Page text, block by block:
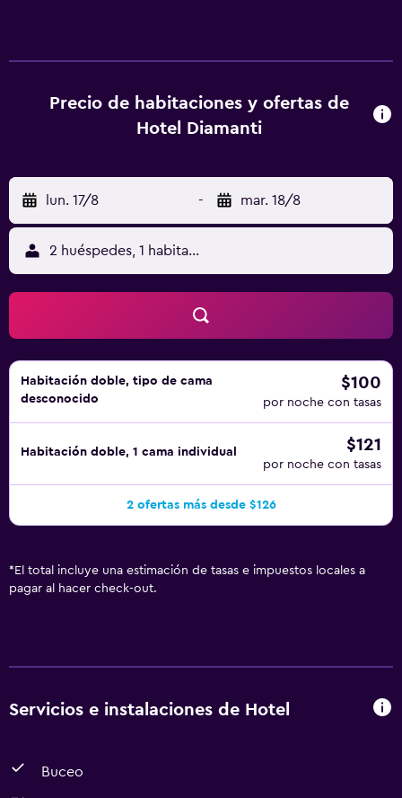
huéspedes pueden vivir una experiencia culinaria única en
el restaurante de la propiedad, que es una alternativa
distancia también encontrarán multitud de restaurantes. El
Aeropuerto Internacional Burgas (Bourgas) está apenas a
45 minutos conduciendo. Se encuentra, además, a un
breve trayecto en coche de Primorsko y Chernomorets.
Precio de habitaciones y ofertas de
Hotel Diamanti
lun. 17/8 - mar. 18/8
2 huéspedes, 1 habitación
Habitación doble, tipo de cama
desconocido
$100
por noche con tasas
Habitación doble, 1 cama individual $121
por noche con tasas
2 ofertas más desde $126
* El total incluye una estimación de tasas e impuestos locales a
pagar al hacer check-out.
Servicios e instalaciones de Hotel
Buceo